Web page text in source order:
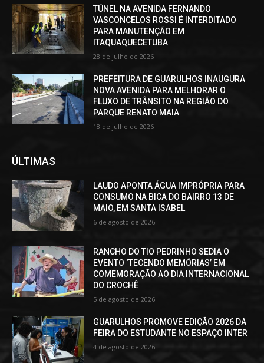
TÚNEL NA AVENIDA FERNANDO
VASCONCELOS ROSSI É INTERDITADO
PARA MANUTENÇÃO EM
ITAQUAQUECETUBA
28 de julho de 2026
PREFEITURA DE GUARULHOS INAUGURA
NOVA AVENIDA PARA MELHORAR O
FLUXO DE TRÂNSITO NA REGIÃO DO
PARQUE RENATO MAIA
18 de julho de 2026
ÚLTIMAS
LAUDO APONTA ÁGUA IMPRÓPRIA PARA
CONSUMO NA BICA DO BAIRRO 13 DE
MAIO, EM SANTA ISABEL
6 de agosto de 2026
RANCHO DO TIO PEDRINHO SEDIA O
EVENTO ‘TECENDO MEMÓRIAS’ EM
COMEMORAÇÃO AO DIA INTERNACIONAL
DO CROCHÊ
5 de agosto de 2026
GUARULHOS PROMOVE EDIÇÃO 2026 DA
FEIRA DO ESTUDANTE NO ESPAÇO INTER
4 de agosto de 2026